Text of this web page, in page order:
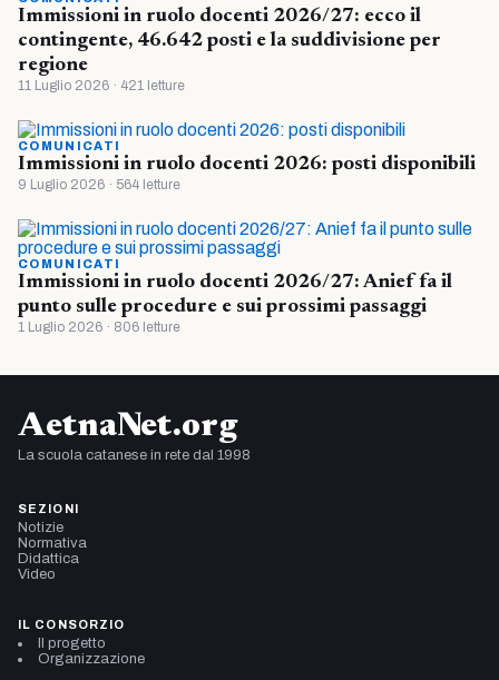
Immissioni in ruolo docenti 2026/27: ecco il
contingente, 46.642 posti e la suddivisione per
regione
11 Luglio 2026 · 421 letture
COMUNICATI
Immissioni in ruolo docenti 2026: posti disponibili
9 Luglio 2026 · 564 letture
COMUNICATI
Immissioni in ruolo docenti 2026/27: Anief fa il
punto sulle procedure e sui prossimi passaggi
1 Luglio 2026 · 806 letture
AetnaNet.org
La scuola catanese in rete dal 1998
SEZIONI
Notizie
Normativa
Didattica
Video
IL CONSORZIO
Il progetto
Organizzazione